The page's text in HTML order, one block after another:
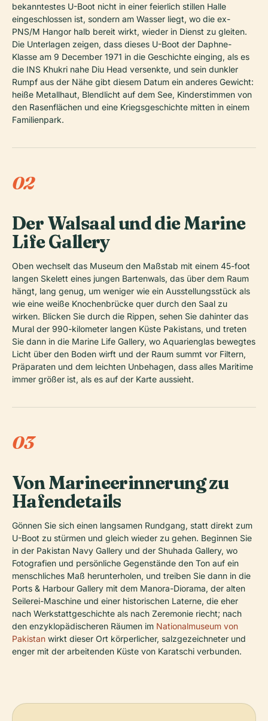
bekanntestes U-Boot nicht in einer feierlich stillen Halle
eingeschlossen ist, sondern am Wasser liegt, wo die ex-
PNS/M Hangor halb bereit wirkt, wieder in Dienst zu gleiten.
Die Unterlagen zeigen, dass dieses U-Boot der Daphne-
Klasse am 9 December 1971 in die Geschichte einging, als es
die INS Khukri nahe Diu Head versenkte, und sein dunkler
Rumpf aus der Nähe gibt diesem Datum ein anderes Gewicht:
heiße Metallhaut, Blendlicht auf dem See, Kinderstimmen von
den Rasenflächen und eine Kriegsgeschichte mitten in einem
Familienpark.
02
Der Walsaal und die Marine
Life Gallery
Oben wechselt das Museum den Maßstab mit einem 45-foot
langen Skelett eines jungen Bartenwals, das über dem Raum
hängt, lang genug, um weniger wie ein Ausstellungsstück als
wie eine weiße Knochenbrücke quer durch den Saal zu
wirken. Blicken Sie durch die Rippen, sehen Sie dahinter das
Mural der 990-kilometer langen Küste Pakistans, und treten
Sie dann in die Marine Life Gallery, wo Aquarienglas bewegtes
Licht über den Boden wirft und der Raum summt vor Filtern,
Präparaten und dem leichten Unbehagen, dass alles Maritime
immer größer ist, als es auf der Karte aussieht.
03
Von Marineerinnerung zu
Hafendetails
Gönnen Sie sich einen langsamen Rundgang, statt direkt zum
U-Boot zu stürmen und gleich wieder zu gehen. Beginnen Sie
in der Pakistan Navy Gallery und der Shuhada Gallery, wo
Fotografien und persönliche Gegenstände den Ton auf ein
menschliches Maß herunterholen, und treiben Sie dann in die
Ports & Harbour Gallery mit dem Manora-Diorama, der alten
Seilerei-Maschine und einer historischen Laterne, die eher
nach Werkstattgeschichte als nach Zeremonie riecht; nach
den enzyklopädischeren Räumen im Nationalmuseum von
Pakistan wirkt dieser Ort körperlicher, salzgezeichneter und
enger mit der arbeitenden Küste von Karatschi verbunden.